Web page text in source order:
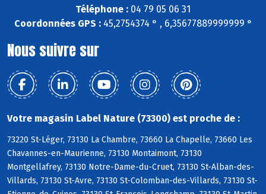
Téléphone : 04 79 05 06 31
Coordonnées GPS :45,2754374 ° , 6,35677889999999 °
Nous suivre sur
Votre magasin Label Nature (73300) est proche de :
73220 St-Léger, 73130 La Chambre, 73660 La Chapelle, 73660 Les
Chavannes-en-Maurienne, 73130 Montaimont, 73130
Montgellafrey, 73130 Notre-Dame-du-Cruet, 73130 St-Alban-des-
Villards, 73130 St-Avre, 73130 St-Colomban-des-Villards, 73130 St-